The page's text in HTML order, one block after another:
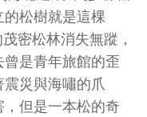
松樹就是這棵
密松林消失無蹤，
是青年旅館的歪
災與海嘯的爪
但是一本松的奇